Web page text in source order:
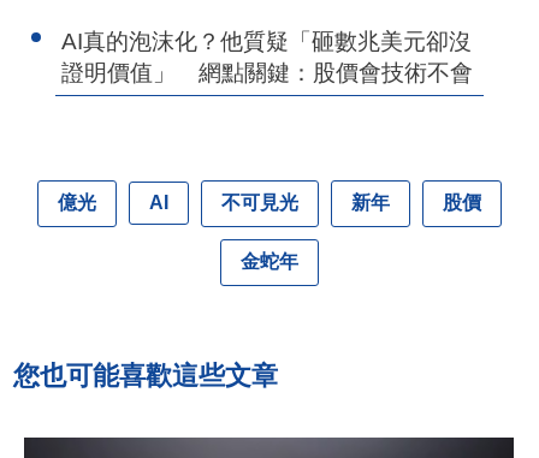
AI真的泡沫化？他質疑「砸數兆美元卻沒
證明價值」 網點關鍵：股價會技術不會
億光 AI 不可見光 新年 股價
金蛇年
您也可能喜歡這些文章